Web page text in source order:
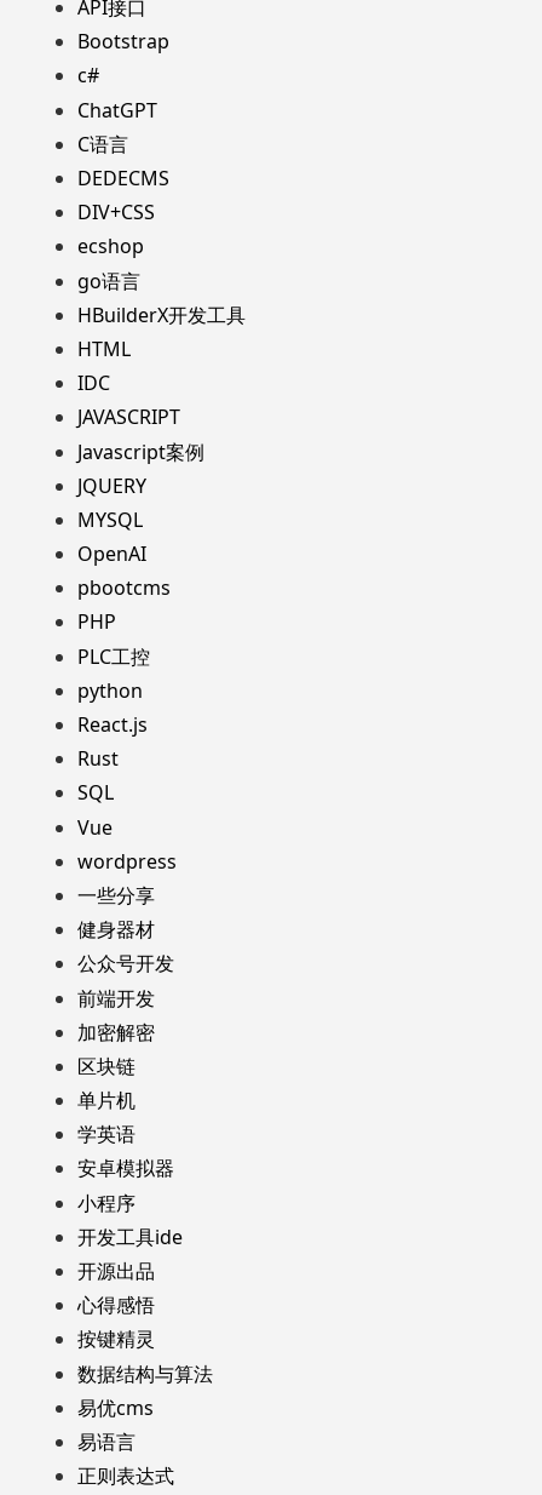
API接口
Bootstrap
c#
ChatGPT
C语言
DEDECMS
DIV+CSS
ecshop
go语言
HBuilderX开发工具
HTML
IDC
JAVASCRIPT
Javascript案例
JQUERY
MYSQL
OpenAI
pbootcms
PHP
PLC工控
python
React.js
Rust
SQL
Vue
wordpress
一些分享
健身器材
公众号开发
前端开发
加密解密
区块链
单片机
学英语
安卓模拟器
小程序
开发工具ide
开源出品
心得感悟
按键精灵
数据结构与算法
易优cms
易语言
正则表达式